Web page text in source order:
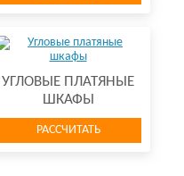
УГЛОВЫЕ ПЛАТЯНЫЕ
ШКАФЫ
РАССЧИТАТЬ